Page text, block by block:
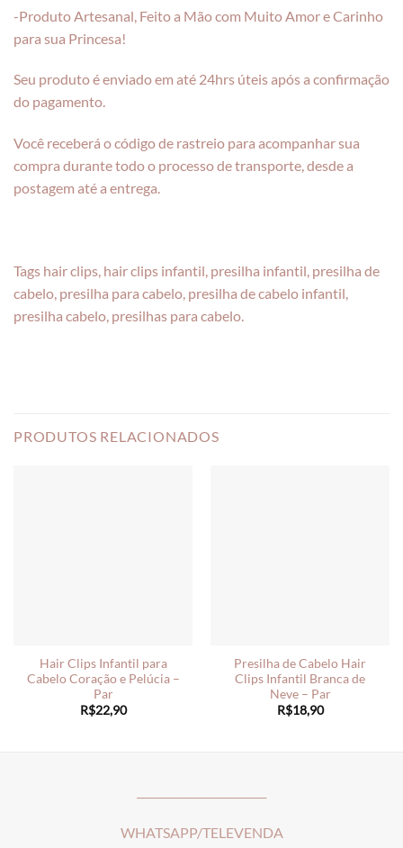
-Produto Artesanal, Feito a Mão com Muito Amor e Carinho
para sua Princesa!
Seu produto é enviado em até 24hrs úteis após a confirmação
do pagamento.
Você receberá o código de rastreio para acompanhar sua
compra durante todo o processo de transporte, desde a
postagem até a entrega.
Tags hair clips, hair clips infantil, presilha infantil, presilha de
cabelo, presilha para cabelo, presilha de cabelo infantil,
presilha cabelo, presilhas para cabelo.
PRODUTOS RELACIONADOS
Hair Clips Infantil para
Cabelo Coração e Pelúcia –
Par
R$22,90
Presilha de Cabelo Hair
Clips Infantil Branca de
Neve – Par
R$18,90
WHATSAPP/TELEVENDA